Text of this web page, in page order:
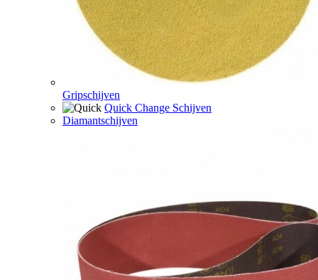
Gripschijven
Quick Change Schijven
Diamantschijven